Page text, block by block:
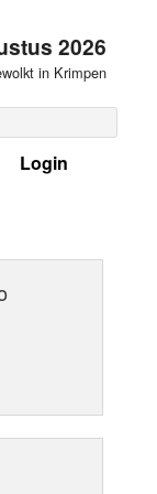
2026
in Krimpen
Login